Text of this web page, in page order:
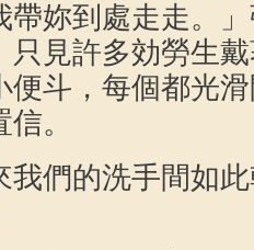
帶妳到處走走。
只見許多効勞生
便斗，每個都光
。
我們的洗手間如